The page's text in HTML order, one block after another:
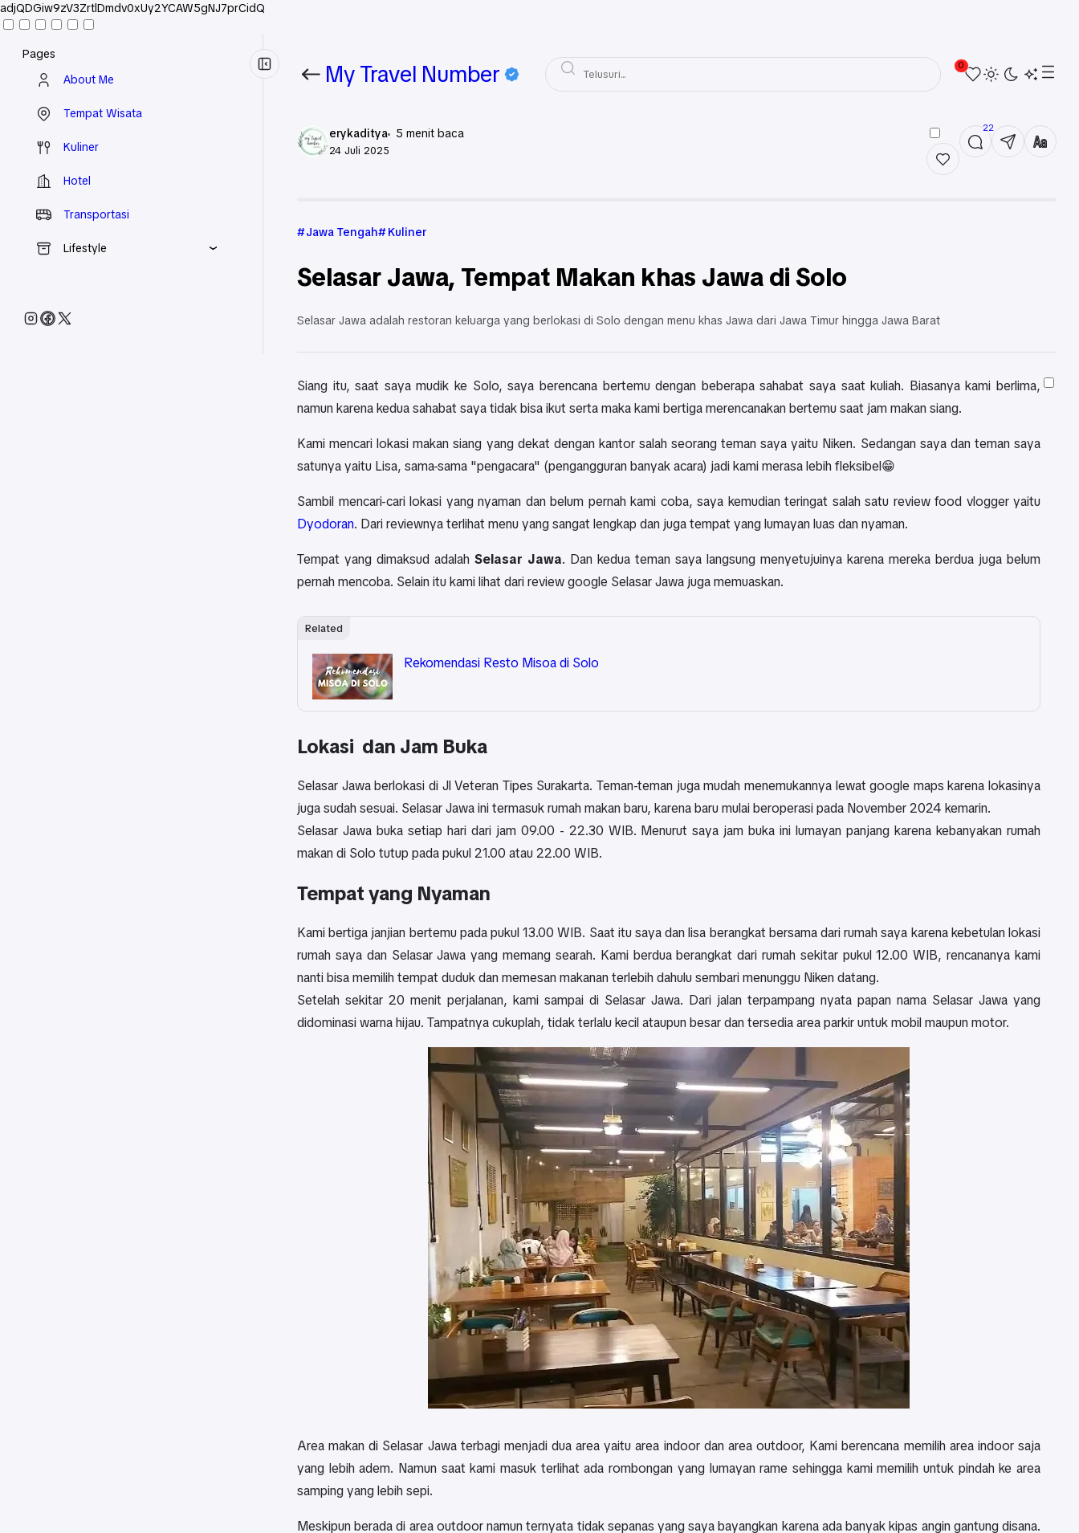
adjQDGiw9zV3ZrtlDmdv0xUy2YCAW5gNJ7prCidQ
Pages
About Me
Tempat Wisata
Kuliner
Hotel
Transportasi
Lifestyle
My Travel Number 0
erykaditya 5 menit baca
24 Juli 2025
22
Jawa Tengah Kuliner
Selasar Jawa, Tempat Makan khas Jawa di Solo
Selasar Jawa adalah restoran keluarga yang berlokasi di Solo dengan menu khas Jawa dari Jawa Timur hingga Jawa Barat
Siang itu, saat saya mudik ke Solo, saya berencana bertemu dengan beberapa sahabat saya saat kuliah. Biasanya kami berlima,
namun karena kedua sahabat saya tidak bisa ikut serta maka kami bertiga merencanakan bertemu saat jam makan siang.
Kami mencari lokasi makan siang yang dekat dengan kantor salah seorang teman saya yaitu Niken. Sedangan saya dan teman saya
satunya yaitu Lisa, sama-sama "pengacara" (pengangguran banyak acara) jadi kami merasa lebih fleksibel😁
Sambil mencari-cari lokasi yang nyaman dan belum pernah kami coba, saya kemudian teringat salah satu review food vlogger yaitu
Dyodoran. Dari reviewnya terlihat menu yang sangat lengkap dan juga tempat yang lumayan luas dan nyaman.
Tempat yang dimaksud adalah Selasar Jawa. Dan kedua teman saya langsung menyetujuinya karena mereka berdua juga belum
pernah mencoba. Selain itu kami lihat dari review google Selasar Jawa juga memuaskan.
Related
Rekomendasi Resto Misoa di Solo
Lokasi dan Jam Buka
Selasar Jawa berlokasi di Jl Veteran Tipes Surakarta. Teman-teman juga mudah menemukannya lewat google maps karena lokasinya
juga sudah sesuai. Selasar Jawa ini termasuk rumah makan baru, karena baru mulai beroperasi pada November 2024 kemarin.
Selasar Jawa buka setiap hari dari jam 09.00 - 22.30 WIB. Menurut saya jam buka ini lumayan panjang karena kebanyakan rumah
makan di Solo tutup pada pukul 21.00 atau 22.00 WIB.
Tempat yang Nyaman
Kami bertiga janjian bertemu pada pukul 13.00 WIB. Saat itu saya dan lisa berangkat bersama dari rumah saya karena kebetulan lokasi
rumah saya dan Selasar Jawa yang memang searah. Kami berdua berangkat dari rumah sekitar pukul 12.00 WIB, rencananya kami
nanti bisa memilih tempat duduk dan memesan makanan terlebih dahulu sembari menunggu Niken datang.
Setelah sekitar 20 menit perjalanan, kami sampai di Selasar Jawa. Dari jalan terpampang nyata papan nama Selasar Jawa yang
didominasi warna hijau. Tampatnya cukuplah, tidak terlalu kecil ataupun besar dan tersedia area parkir untuk mobil maupun motor.
Area makan di Selasar Jawa terbagi menjadi dua area yaitu area indoor dan area outdoor, Kami berencana memilih area indoor saja
yang lebih adem. Namun saat kami masuk terlihat ada rombongan yang lumayan rame sehingga kami memilih untuk pindah ke area
samping yang lebih sepi.
Meskipun berada di area outdoor namun ternyata tidak sepanas yang saya bayangkan karena ada banyak kipas angin gantung disana.